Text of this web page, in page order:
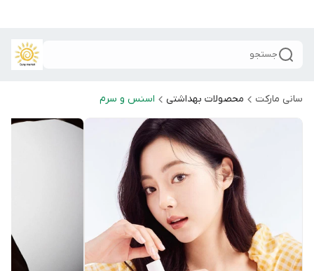
جستجو
سانی مارکت محصولات بهداشتی اسنس و سرم